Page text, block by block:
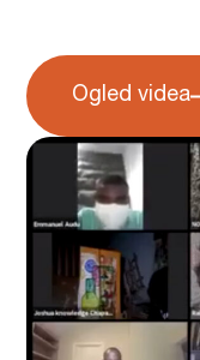
Ogled videa